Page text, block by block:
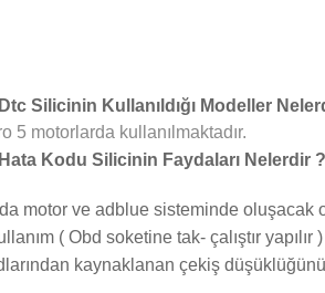
Silicinin Kullanıldığı Modeller
5 motorlarda kullanılmaktadır.
Kodu Silicinin Faydaları Nelerdir ?
motor ve adblue sisteminde oluşacak
( Obd soketine tak- çalıştır yapılır )
kaynaklanan çekiş